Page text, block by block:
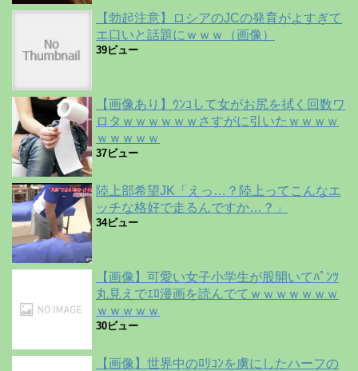
【勃起注意】ロシアのJCの発育がよすぎて
エ口いと話題にｗｗｗ（画像）
39ビュー
【画像あり】ｳﾝｺして女がお尻を拭く回数ワ
ロタｗｗｗｗｗｗさすがに引いたｗｗｗｗ
ｗｗｗｗｗ
37ビュー
陸上部希望JK「えっ…？陸上ってこんなエ
ッチな格好で走るんですか…？」
34ビュー
【画像】可愛い女子小学生が股開いてﾊﾟﾝﾂ
丸見えでｴﾛ漫画を読んでてｗｗｗｗｗｗｗ
ｗｗｗｗｗ
30ビュー
【画像】世界中のﾛﾘｺﾝを虜にしたハーフの